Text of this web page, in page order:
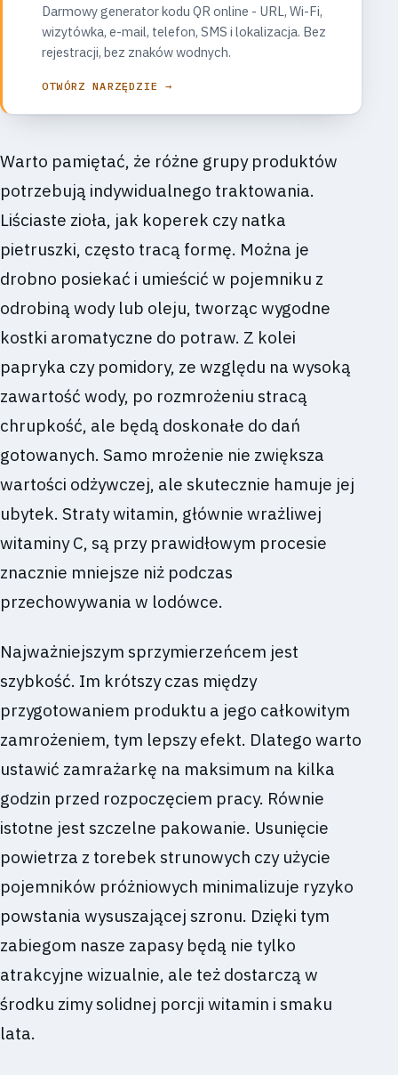
Darmowy generator kodu QR online - URL, Wi-Fi,
wizytówka, e-mail, telefon, SMS i lokalizacja. Bez
rejestracji, bez znaków wodnych.
OTWÓRZ NARZĘDZIE →
Warto pamiętać, że różne grupy produktów
potrzebują indywidualnego traktowania.
Liściaste zioła, jak koperek czy natka
pietruszki, często tracą formę. Można je
drobno posiekać i umieścić w pojemniku z
odrobiną wody lub oleju, tworząc wygodne
kostki aromatyczne do potraw. Z kolei
papryka czy pomidory, ze względu na wysoką
zawartość wody, po rozmrożeniu stracą
chrupkość, ale będą doskonałe do dań
gotowanych. Samo mrożenie nie zwiększa
wartości odżywczej, ale skutecznie hamuje jej
ubytek. Straty witamin, głównie wrażliwej
witaminy C, są przy prawidłowym procesie
znacznie mniejsze niż podczas
przechowywania w lodówce.
Najważniejszym sprzymierzeńcem jest
szybkość. Im krótszy czas między
przygotowaniem produktu a jego całkowitym
zamrożeniem, tym lepszy efekt. Dlatego warto
ustawić zamrażarkę na maksimum na kilka
godzin przed rozpoczęciem pracy. Równie
istotne jest szczelne pakowanie. Usunięcie
powietrza z torebek strunowych czy użycie
pojemników próżniowych minimalizuje ryzyko
powstania wysuszającej szronu. Dzięki tym
zabiegom nasze zapasy będą nie tylko
atrakcyjne wizualnie, ale też dostarczą w
środku zimy solidnej porcji witamin i smaku
lata.